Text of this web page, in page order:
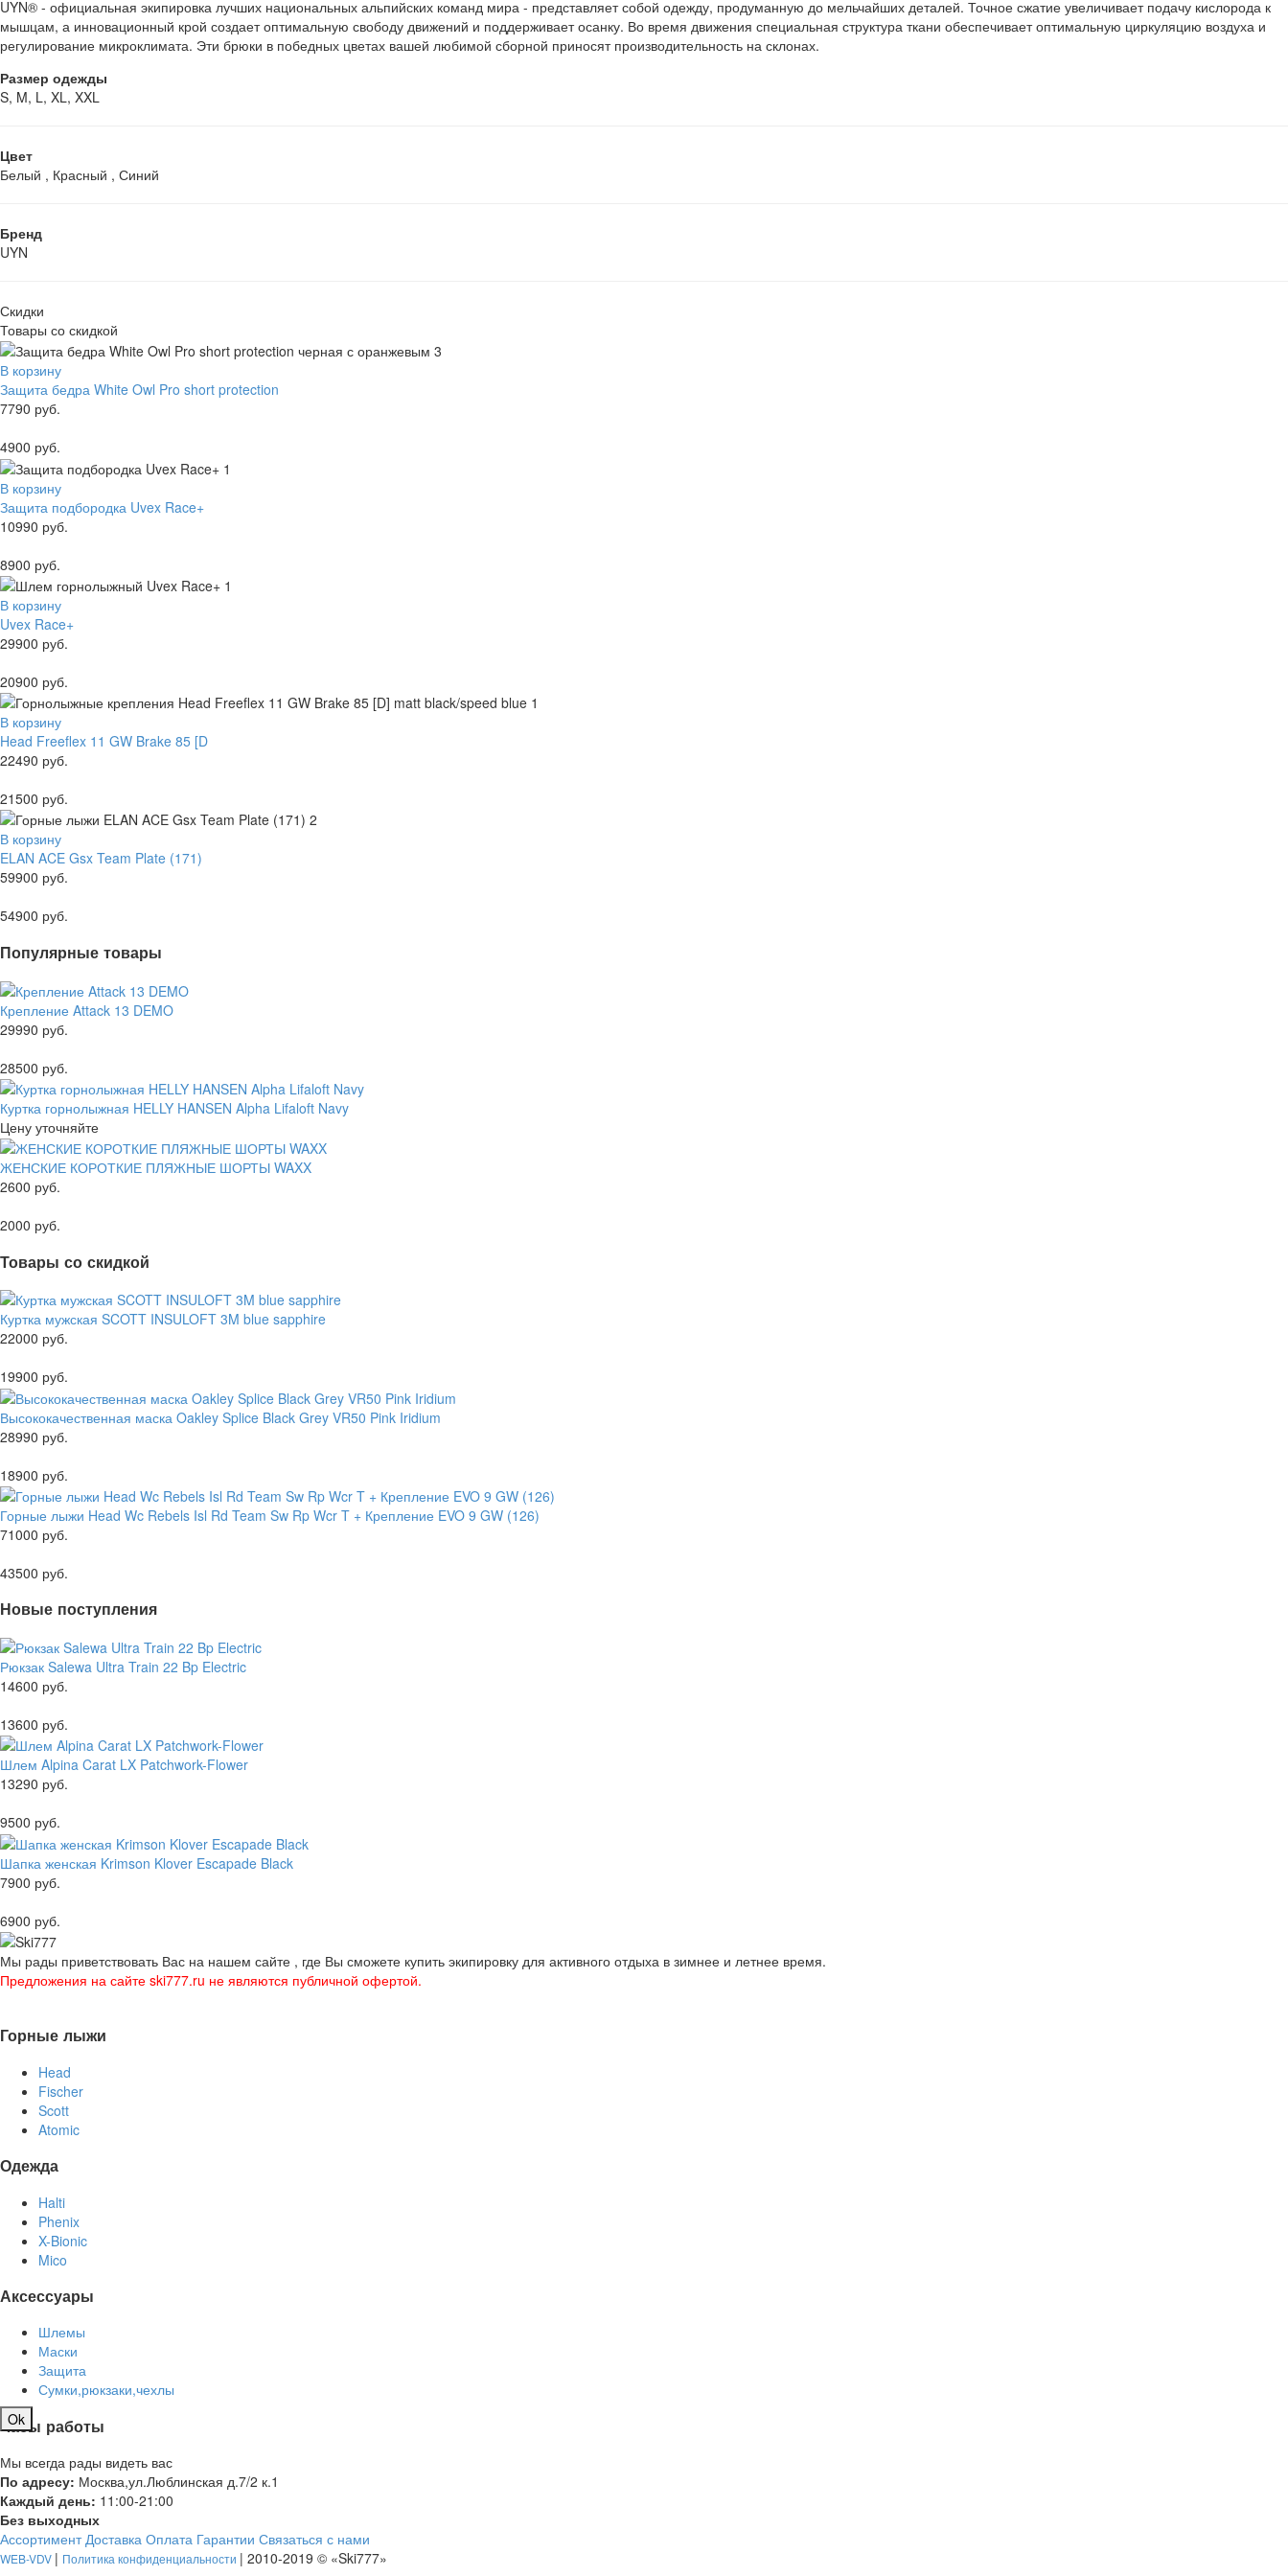
UYN® - официальная экипировка лучших национальных альпийских команд мира - представляет собой одежду, продуманную до мельчайших деталей. Точное сжатие увеличивает подачу кислорода к
мышцам, а инновационный крой создает оптимальную свободу движений и поддерживает осанку. Во время движения специальная структура ткани обеспечивает оптимальную циркуляцию воздуха и
регулирование микроклимата. Эти брюки в победных цветах вашей любимой сборной приносят производительность на склонах.
Размер одежды
S, M, L, XL, XXL
Цвет
Белый , Красный , Синий
Бренд
UYN
Скидки
Товары со скидкой
В корзину
Защита бедра White Owl Pro short protection
7790 руб.
4900 руб.
В корзину
Защита подбородка Uvex Race+
10990 руб.
8900 руб.
В корзину
Uvex Race+
29900 руб.
20900 руб.
В корзину
Head Freeflex 11 GW Brake 85 [D
22490 руб.
21500 руб.
В корзину
ELAN ACE Gsx Team Plate (171)
59900 руб.
54900 руб.
Популярные товары
Крепление Attack 13 DEMO
29990 руб.
28500 руб.
Куртка горнолыжная HELLY HANSEN Alpha Lifaloft Navy
Цену уточняйте
ЖЕНСКИЕ КОРОТКИЕ ПЛЯЖНЫЕ ШОРТЫ WAXX
2600 руб.
2000 руб.
Товары со скидкой
Куртка мужская SCOTT INSULOFT 3M blue sapphire
22000 руб.
19900 руб.
Высококачественная маска Oakley Splice Black Grey VR50 Pink Iridium
28990 руб.
18900 руб.
Горные лыжи Head Wc Rebels Isl Rd Team Sw Rp Wcr T + Крепление EVO 9 GW (126)
71000 руб.
43500 руб.
Новые поступления
Рюкзак Salewa Ultra Train 22 Bp Electric
14600 руб.
13600 руб.
Шлем Alpina Carat LX Patchwork-Flower
13290 руб.
9500 руб.
Шапка женская Krimson Klover Escapade Black
7900 руб.
6900 руб.
Мы рады приветствовать Вас на нашем сайте , где Вы сможете купить экипировку для активного отдыха в зимнее и летнее время.
Предложения на сайте ski777.ru не являются публичной офертой.
Горные лыжи
Head
Fischer
Scott
Atomic
Одежда
Halti
Phenix
X-Bionic
Mico
Аксессуары
Шлемы
Маски
Защита
Сумки,рюкзаки,чехлы
Часы работы
Мы всегда рады видеть вас
По адресу: Москва,ул.Люблинская д.7/2 к.1
Каждый день: 11:00-21:00
Без выходных
Ассортимент Доставка Оплата Гарантии Связаться с нами
WEB-VDV | Политика конфиденциальности | 2010-2019 © «Ski777»
Ok